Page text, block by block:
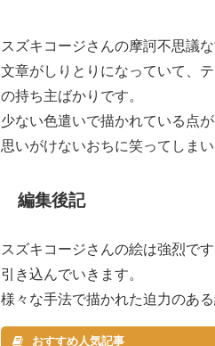
スズキコージさんの摩訶不思議
文章がしりとりになっていて、
の持ち主ばかりです。
少ない色遣いで描かれている点
思いがけないおちに笑ってしまい
編集後記
スズキコージさんの絵は強烈で
引き込んでいきます。
様々な手法で描かれた迫力のあ
おすすめ人気記事